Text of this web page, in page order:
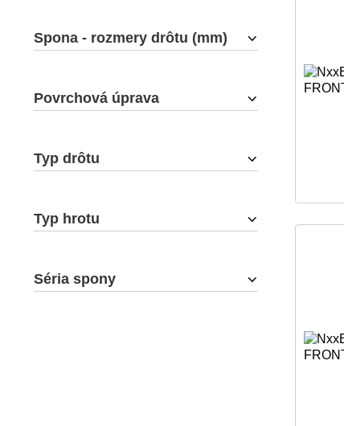
Spona - rozmery drôtu (mm)
Povrchová úprava
Typ drôtu
Typ hrotu
Séria spony